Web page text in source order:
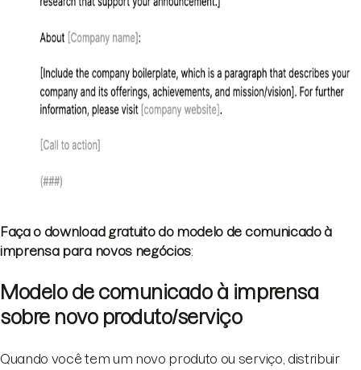
Faça o download gratuito do modelo de comunicado à
imprensa para novos negócios:
Modelo de comunicado à imprensa
sobre novo produto/serviço
Quando você tem um novo produto ou serviço, distribuir